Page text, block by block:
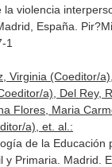
la violencia
España.
1
Virginia (Coeditor/
a), Del Rey,
Flores, Maria
a), et. al.:
de la Educación
y Primaria. Madrid.